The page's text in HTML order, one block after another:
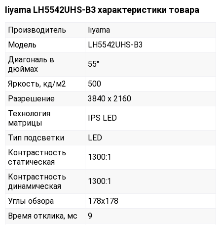
Iiyama LH5542UHS-B3 характеристики товара
Производитель
Iiyama
Модель
LH5542UHS-B3
Диагональ в
дюймах
55"
Яркость, кд/м2
500
Разрешение
3840 x 2160
Технология
матрицы
IPS LED
Тип подсветки
LED
Контрастность
статическая
1300:1
Контрастность
динамическая
1300:1
Углы обзора
178x178
Время отклика, мс
9